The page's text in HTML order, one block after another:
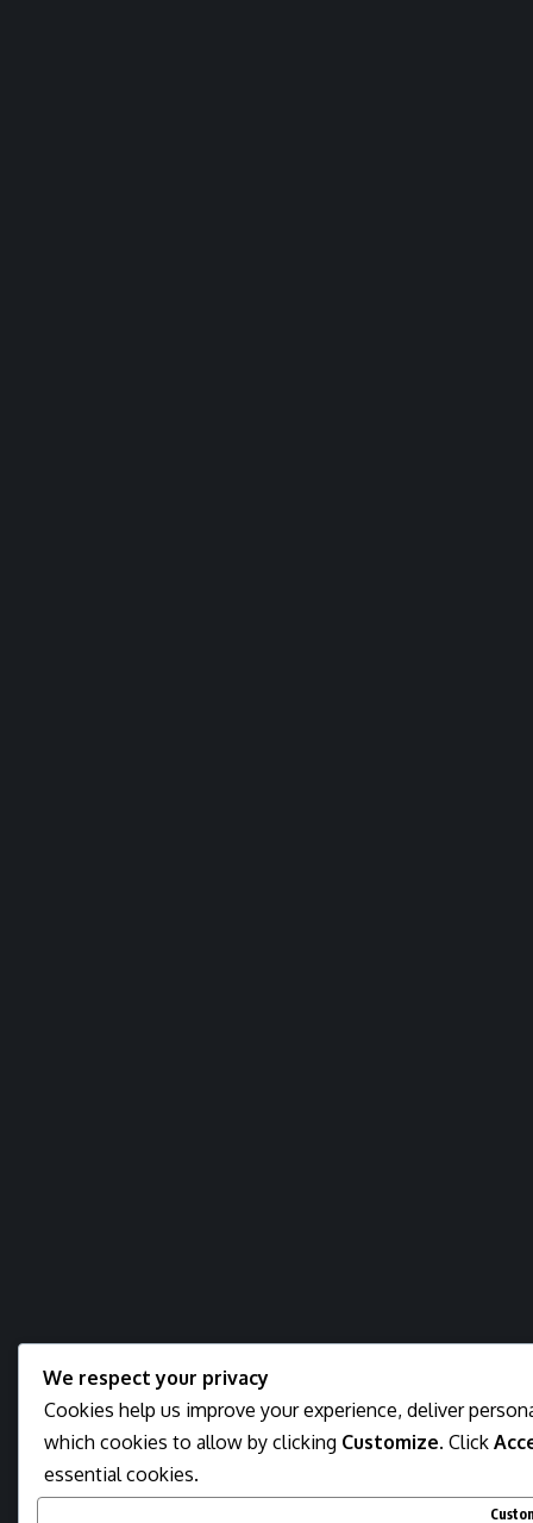
We respect your privacy
Cookies help us improve your experience, deliver
which cookies to allow by clicking Customize. Click
essential cookies.